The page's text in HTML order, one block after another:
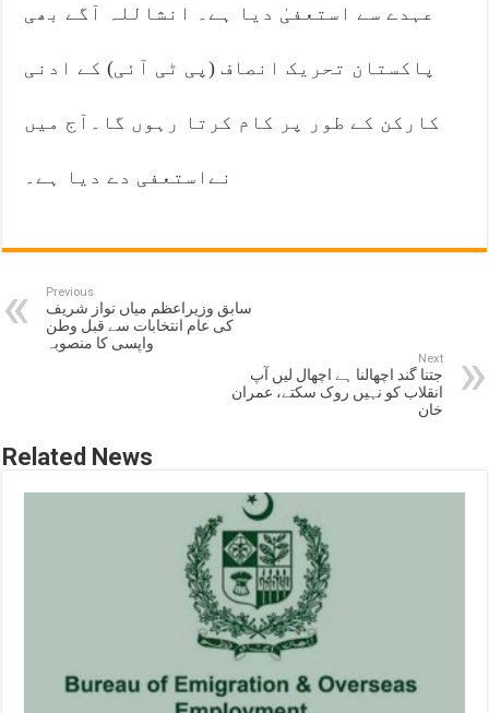
عہدے سے استعفیٰ دیا ہے۔ انشاللہ آگے بھی
پاکستان تحریک انصاف (پی ٹی آئی) کے ادنی
کارکن کے طور پر کام کرتا رہوں گا۔آج میں
نےاستعفی دے دیا ہے۔
Previous
سابق وزیراعظم میاں نواز شریف
کی عام انتخابات سے قبل وطن
واپسی کا منصوبہ
Next
جتنا گند اچھالنا ہے اچھال لیں آپ
انقلاب کو نہیں روک سکتے، عمران
خان
Related News